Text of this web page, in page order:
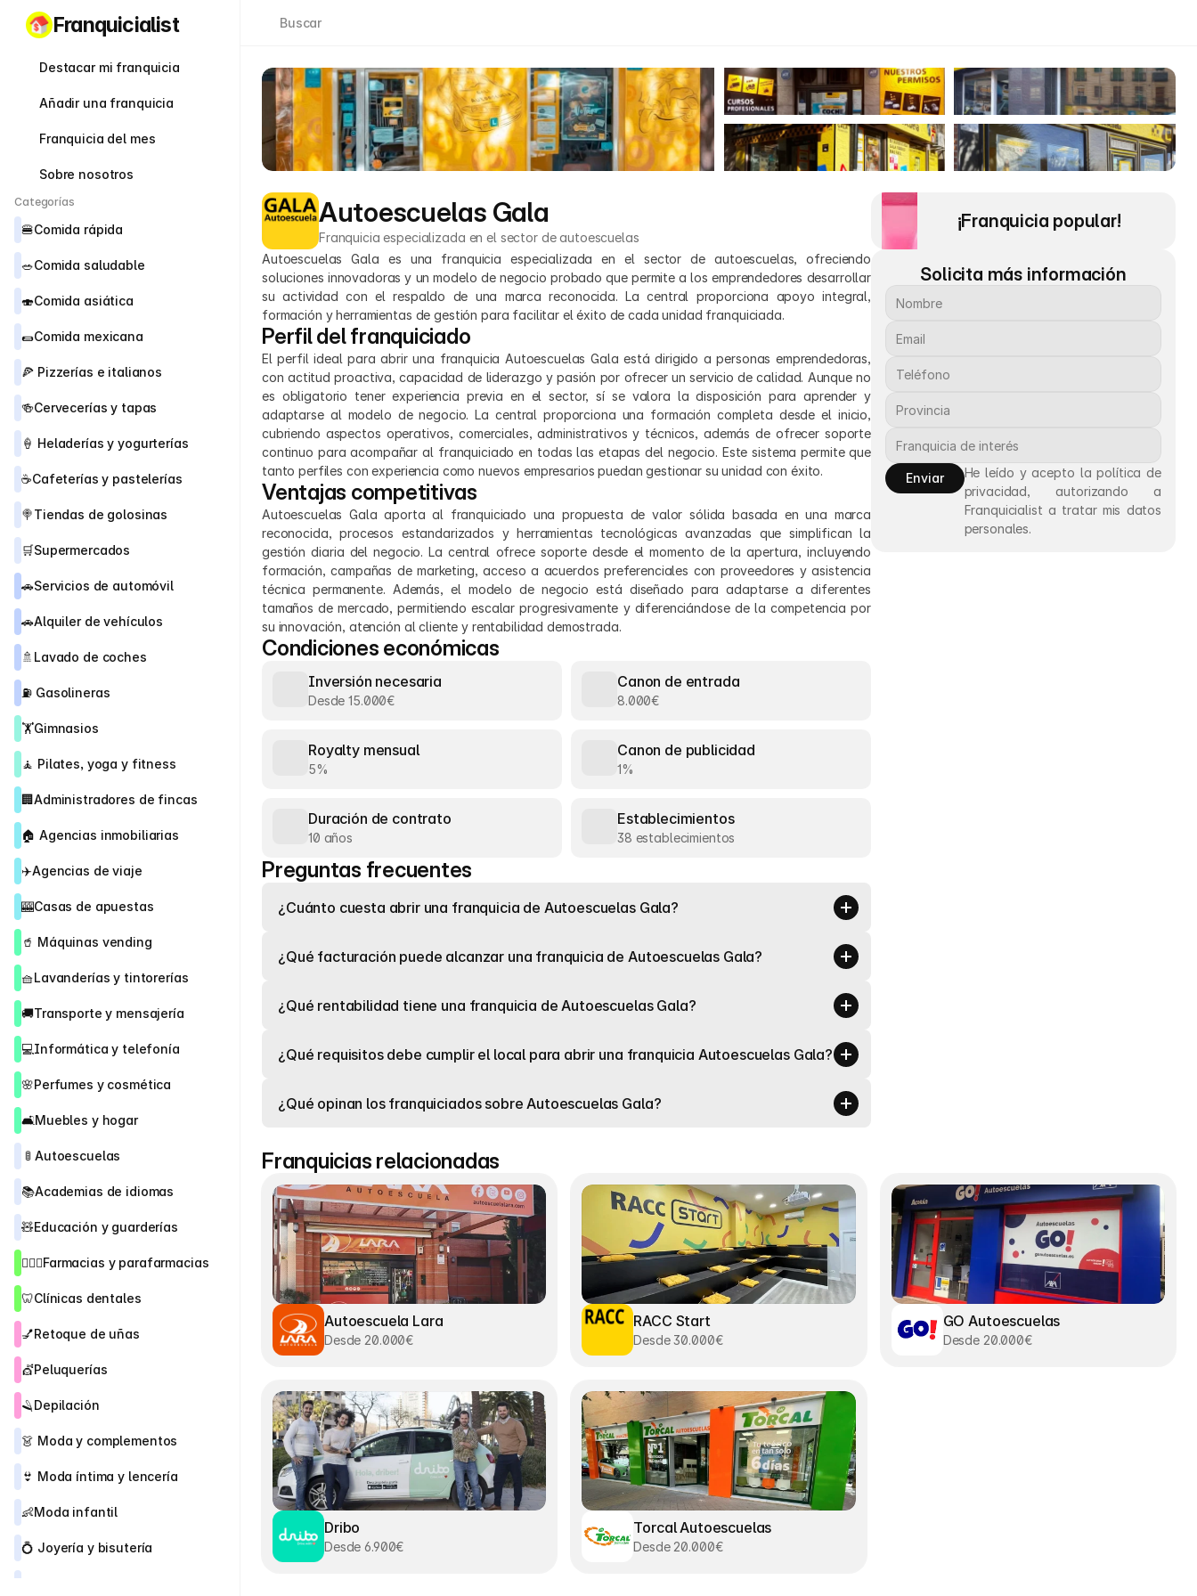
Franquicialist
Destacar mi franquicia
Añadir una franquicia
Franquicia del mes
Sobre nosotros
Categorías
🍔Comida rápida
🥗Comida saludable
🍣Comida asiática
🌯Comida mexicana
🍕 Pizzerías e italianos
🍻Cervecerías y tapas
🍦 Heladerías y yogurterías
☕Cafeterías y pastelerías
🍭Tiendas de golosinas
🛒Supermercados
🚗Servicios de automóvil
🚗Alquiler de vehículos
🚿 Lavado de coches
⛽ Gasolineras
🏋️Gimnasios
🧘 Pilates, yoga y fitness
🏢Administradores de fincas
🏠 Agencias inmobiliarias
✈️Agencias de viaje
🎰Casas de apuestas
🥤 Máquinas vending
🧺Lavanderías y tintorerías
🚚Transporte y mensajería
💻Informática y telefonía
🌸Perfumes y cosmética
🛋️Muebles y hogar
🚦 Autoescuelas
📚Academias de idiomas
🧸Educación y guarderías
👨🏻‍⚕️Farmacias y parafarmacias
🦷Clínicas dentales
💅Retoque de uñas
💇Peluquerías
🪒Depilación
👗 Moda y complementos
👙 Moda íntima y lencería
👶Moda infantil
💍 Joyería y bisutería
Buscar
Autoescuelas Gala
Franquicia especializada en el sector de autoescuelas
Autoescuelas Gala es una franquicia especializada en el sector de autoescuelas, ofreciendo
soluciones innovadoras y un modelo de negocio probado que permite a los emprendedores desarrollar
su actividad con el respaldo de una marca reconocida. La central proporciona apoyo integral,
formación y herramientas de gestión para facilitar el éxito de cada unidad franquiciada.
Perfil del franquiciado
El perfil ideal para abrir una franquicia Autoescuelas Gala está dirigido a personas emprendedoras,
con actitud proactiva, capacidad de liderazgo y pasión por ofrecer un servicio de calidad. Aunque no
es obligatorio tener experiencia previa en el sector, sí se valora la disposición para aprender y
adaptarse al modelo de negocio. La central proporciona una formación completa desde el inicio,
cubriendo aspectos operativos, comerciales, administrativos y técnicos, además de ofrecer soporte
continuo para acompañar al franquiciado en todas las etapas del negocio. Este sistema permite que
tanto perfiles con experiencia como nuevos empresarios puedan gestionar su unidad con éxito.
Ventajas competitivas
Autoescuelas Gala aporta al franquiciado una propuesta de valor sólida basada en una marca
reconocida, procesos estandarizados y herramientas tecnológicas avanzadas que simplifican la
gestión diaria del negocio. La central ofrece soporte desde el momento de la apertura, incluyendo
formación, campañas de marketing, acceso a acuerdos preferenciales con proveedores y asistencia
técnica permanente. Además, el modelo de negocio está diseñado para adaptarse a diferentes
tamaños de mercado, permitiendo escalar progresivamente y diferenciándose de la competencia por
su innovación, atención al cliente y rentabilidad demostrada.
Condiciones económicas
Inversión necesaria
Desde 15.000€
Canon de entrada
8.000€
Royalty mensual
5%
Canon de publicidad
1%
Duración de contrato
10 años
Establecimientos
38 establecimientos
Preguntas frecuentes
¿Cuánto cuesta abrir una franquicia de Autoescuelas Gala?
¿Qué facturación puede alcanzar una franquicia de Autoescuelas Gala?
¿Qué rentabilidad tiene una franquicia de Autoescuelas Gala?
¿Qué requisitos debe cumplir el local para abrir una franquicia Autoescuelas Gala?
¿Qué opinan los franquiciados sobre Autoescuelas Gala?
¡Franquicia popular!
Solicita más información
Enviar
He leído y acepto la política de
privacidad, autorizando a
Franquicialist a tratar mis datos
personales.
Franquicias relacionadas
Autoescuela Lara
Desde 20.000€
RACC Start
Desde 30.000€
GO Autoescuelas
Desde 20.000€
Dribo
Desde 6.900€
Torcal Autoescuelas
Desde 20.000€